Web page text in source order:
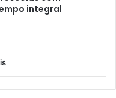
integral